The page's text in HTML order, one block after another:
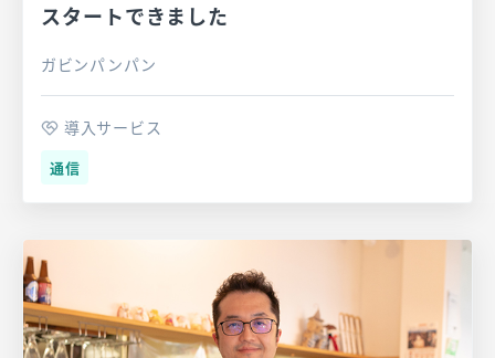
スタートできました
ガビンパンパン
導入サービス
通信